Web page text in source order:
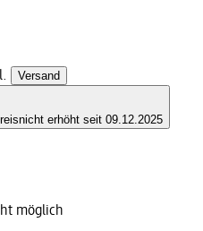
Versand
nicht erhöht seit 09.12.2025
möglich